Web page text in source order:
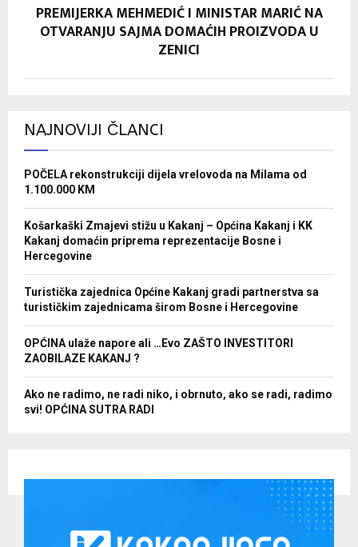
PREMIJERKA MEHMEDIĆ I MINISTAR MARIĆ NA
OTVARANJU SAJMA DOMAĆIH PROIZVODA U
ZENICI
NAJNOVIJI ČLANCI
POČELA rekonstrukciji dijela vrelovoda na Milama od
1.100.000 KM
Košarkaški Zmajevi stižu u Kakanj – Općina Kakanj i KK
Kakanj domaćin priprema reprezentacije Bosne i
Hercegovine
Turistička zajednica Općine Kakanj gradi partnerstva sa
turističkim zajednicama širom Bosne i Hercegovine
OPĆINA ulaže napore ali …Evo ZAŠTO INVESTITORI
ZAOBILAZE KAKANJ ?
Ako ne radimo, ne radi niko, i obrnuto, ako se radi, radimo
svi! OPĆINA SUTRA RADI